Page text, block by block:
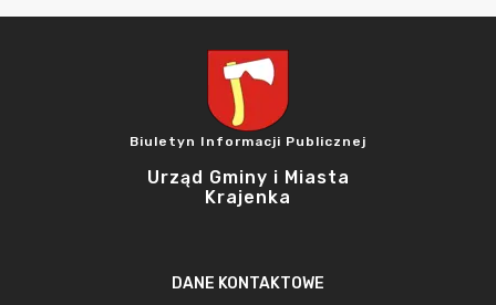
Biuletyn Informacji Publicznej
Urząd Gminy i Miasta
Krajenka
DANE KONTAKTOWE